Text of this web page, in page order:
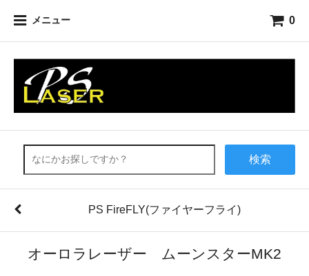
メニュー 0
検索
PS FireFLY(ファイヤーフライ)
オーロラレーザー ムーンスターMK2